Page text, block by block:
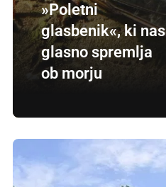
»Poletni
glasbenik«, ki nas
glasno spremlja
ob morju